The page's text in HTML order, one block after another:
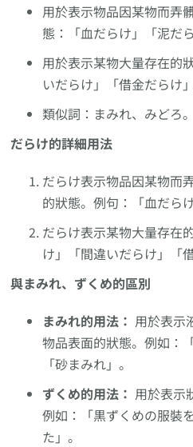
用於表示物品因某物而弄
態：「血だらけ」「泥だ
用於表示某物大量存在的
いだらけ」「借金だらけ」
類似詞：まみれ、みどろ。
だらけ的詳細用法
だらけ表示物品因某物而
的狀態。例句：「血だら
だらけ表示某物大量存在
け」「間違いだらけ」「
與まみれ、ずくめ的區別
まみれ的用法： 用於表示
物品表面的狀態。例如：
「砂まみれ」。
ずくめ的用法： 用於表示
例如：「黒ずくめの服裝
た」。